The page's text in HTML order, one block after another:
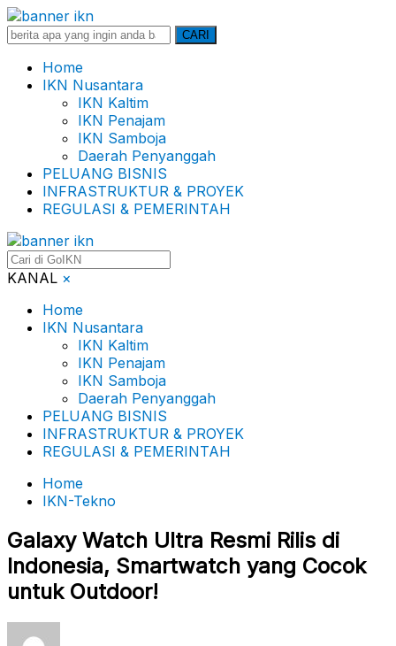
Search
CARI
Home
IKN Nusantara
IKN Kaltim
IKN Penajam
IKN Samboja
Daerah Penyanggah
PELUANG BISNIS
INFRASTRUKTUR & PROYEK
REGULASI & PEMERINTAH
KANAL ×
Home
IKN Nusantara
IKN Kaltim
IKN Penajam
IKN Samboja
Daerah Penyanggah
PELUANG BISNIS
INFRASTRUKTUR & PROYEK
REGULASI & PEMERINTAH
Home
IKN-Tekno
Galaxy Watch Ultra Resmi Rilis di
Indonesia, Smartwatch yang Cocok
untuk Outdoor!